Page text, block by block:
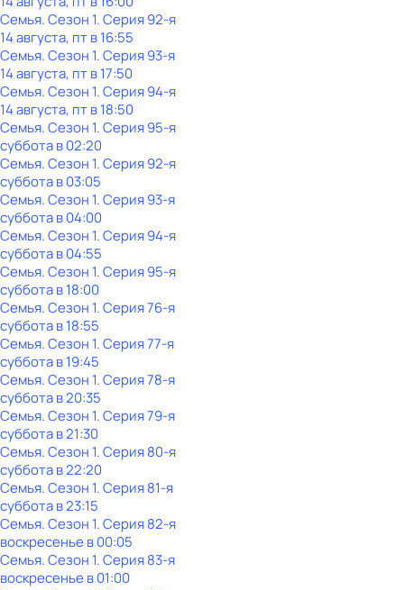
Семья. Сезон 1. Серия 92-я
14 августа, пт в 16:55
Семья. Сезон 1. Серия 93-я
14 августа, пт в 17:50
Семья. Сезон 1. Серия 94-я
14 августа, пт в 18:50
Семья. Сезон 1. Серия 95-я
субботав02:20
Семья. Сезон 1. Серия 92-я
субботав03:05
Семья. Сезон 1. Серия 93-я
субботав04:00
Семья. Сезон 1. Серия 94-я
субботав04:55
Семья. Сезон 1. Серия 95-я
субботав18:00
Семья. Сезон 1. Серия 76-я
субботав18:55
Семья. Сезон 1. Серия 77-я
субботав19:45
Семья. Сезон 1. Серия 78-я
субботав20:35
Семья. Сезон 1. Серия 79-я
субботав21:30
Семья. Сезон 1. Серия 80-я
субботав22:20
Семья. Сезон 1. Серия 81-я
субботав23:15
Семья. Сезон 1. Серия 82-я
воскресенье в00:05
Семья. Сезон 1. Серия 83-я
воскресенье в01:00